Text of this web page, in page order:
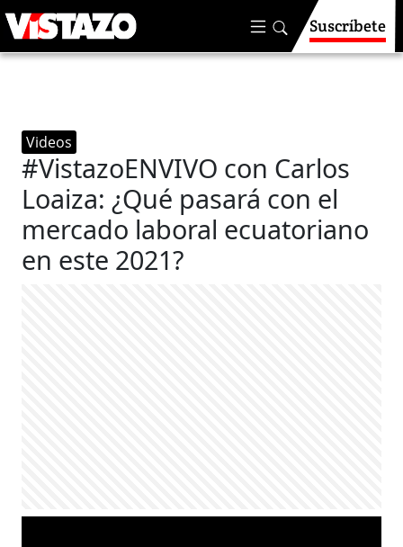
Suscríbete
Videos
#VistazoENVIVO con Carlos
Loaiza: ¿Qué pasará con el
mercado laboral ecuatoriano
en este 2021?